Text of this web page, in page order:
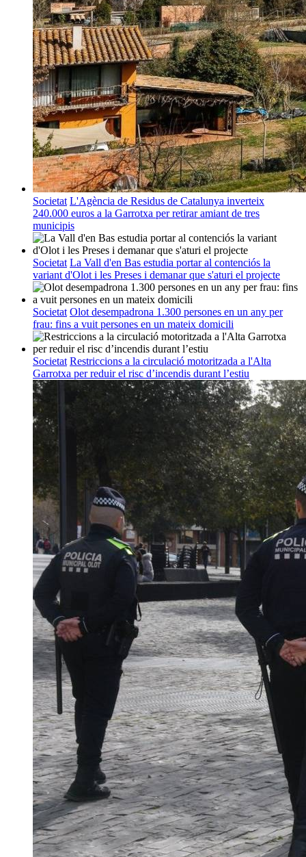
Societat L'Agència de Residus de Catalunya inverteix
240.000 euros a la Garrotxa per retirar amiant de tres
municipis
Societat La Vall d'en Bas estudia portar al contenciós la
variant d'Olot i les Preses i demanar que s'aturi el projecte
Societat Olot desempadrona 1.300 persones en un any per
frau: fins a vuit persones en un mateix domicili
Societat Restriccions a la circulació motoritzada a l'Alta
Garrotxa per reduir el risc d’incendis durant l’estiu